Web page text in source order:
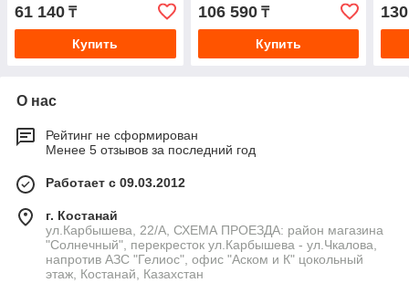
61 140 ₸
Купить
106 590₸
Купить
О нас
Рейтинг не сформирован
Менее 5 отзывов за последний год
Работает с 09.03.2012
г. Костанай
ул.Карбышева, 22/А, СХЕМА ПРОЕЗДА: район магазина
"Солнечный", перекресток ул.Карбышева - ул.Чкалова,
напротив АЗС "Гелиос", офис "Аском и К" цокольный
этаж, Костанай, Казахстан